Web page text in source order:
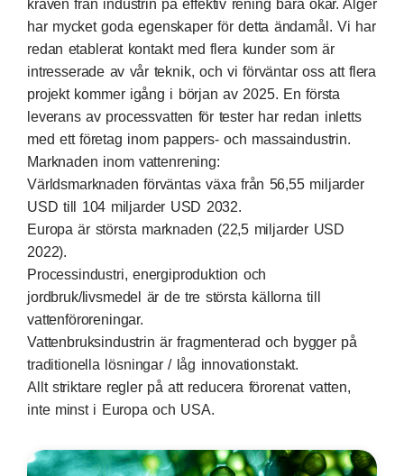
kraven från industrin på effektiv rening bara ökar. Alger
har mycket goda egenskaper för detta ändamål. Vi har
redan etablerat kontakt med flera kunder som är
intresserade av vår teknik, och vi förväntar oss att flera
projekt kommer igång i början av 2025. En första
leverans av processvatten för tester har redan inletts
med ett företag inom pappers- och massaindustrin.
Marknaden inom vattenrening:
Världsmarknaden förväntas växa från 56,55 miljarder
USD till 104 miljarder USD 2032.
Europa är största marknaden (22,5 miljarder USD
2022).
Processindustri, energiproduktion och
jordbruk/livsmedel är de tre största källorna till
vattenföroreningar.
Vattenbruksindustrin är fragmenterad och bygger på
traditionella lösningar / låg innovationstakt.
Allt striktare regler på att reducera förorenat vatten,
inte minst i Europa och USA.